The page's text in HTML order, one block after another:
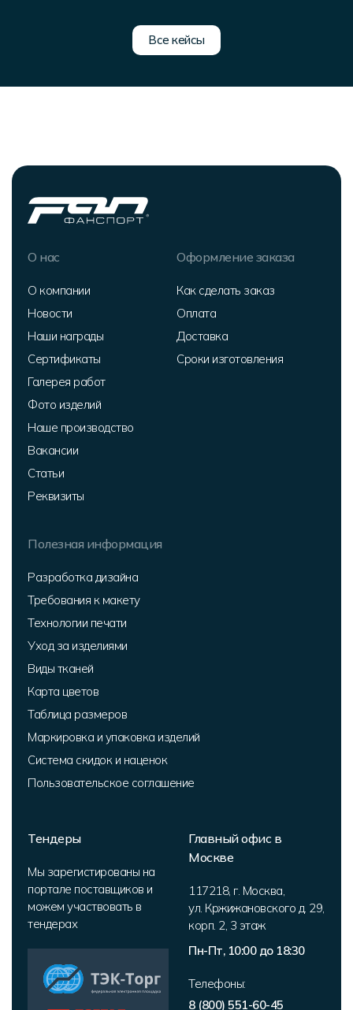
Все кейсы
О нас
О компании
Новости
Наши награды
Сертификаты
Галерея работ
Фото изделий
Наше производство
Вакансии
Статьи
Реквизиты
Оформление заказа
Как сделать заказ
Оплата
Доставка
Сроки изготовления
Полезная информация
Разработка дизайна
Требования к макету
Технологии печати
Уход за изделиями
Виды тканей
Карта цветов
Таблица размеров
Маркировка и упаковка изделий
Система скидок и наценок
Пользовательское соглашение
Тендеры
Мы зарегистированы на
портале поставщиков и
можем участвовать в
тендерах
Главный офис в
Москве
117218, г. Москва,
ул. Кржижановского д. 29,
корп. 2, 3 этаж
Пн-Пт, 10:00 до 18:30
Телефоны:
8 (800) 551-60-45